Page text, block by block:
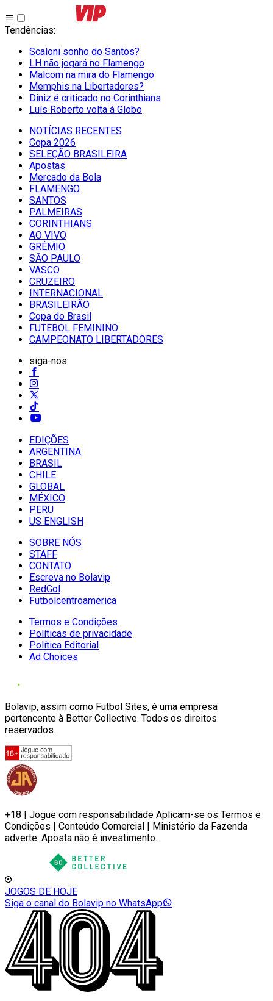
Tendências:
Scaloni sonho do Santos?
LH não jogará no Flamengo
Malcom na mira do Flamengo
Memphis na Libertadores?
Diniz é criticado no Corinthians
Luís Roberto volta à Globo
NOTÍCIAS RECENTES
Copa 2026
SELEÇÃO BRASILEIRA
Apostas
Mercado da Bola
FLAMENGO
SANTOS
PALMEIRAS
CORINTHIANS
AO VIVO
GRÊMIO
SĀO PAULO
VASCO
CRUZEIRO
INTERNACIONAL
BRASILEIRÃO
Copa do Brasil
FUTEBOL FEMININO
CAMPEONATO LIBERTADORES
siga-nos
EDIÇÕES
ARGENTINA
BRASIL
CHILE
GLOBAL
MÉXICO
PERU
US ENGLISH
SOBRE NÓS
STAFF
CONTATO
Escreva no Bolavip
RedGol
Futbolcentroamerica
Termos e Condições
Políticas de privacidade
Política Editorial
Ad Choices
Bolavip, assim como Futbol Sites, é uma empresa
pertencente à Better Collective. Todos os direitos
reservados.
+18 | Jogue com responsabilidade Aplicam-se os Termos e
Condições | Conteúdo Comercial | Ministério da Fazenda
adverte: Aposta não é investimento.
JOGOS DE HOJE
Siga o canal do Bolavip no WhatsApp